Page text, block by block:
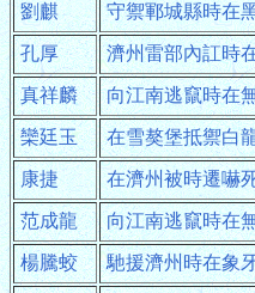
劉麒 守禦鄆城縣時在
孔厚 濟州雷部內訌時
真祥麟 向江南逃竄時在
欒廷玉 在雪獒堡抵禦白
康捷 在濟州被時遷嚇
范成龍 向江南逃竄時在
楊騰蛟 馳援濟州時在象